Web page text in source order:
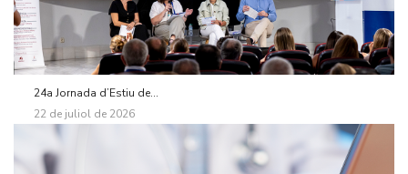
24a Jornada d’Estiu de...
22 de juliol de 2026